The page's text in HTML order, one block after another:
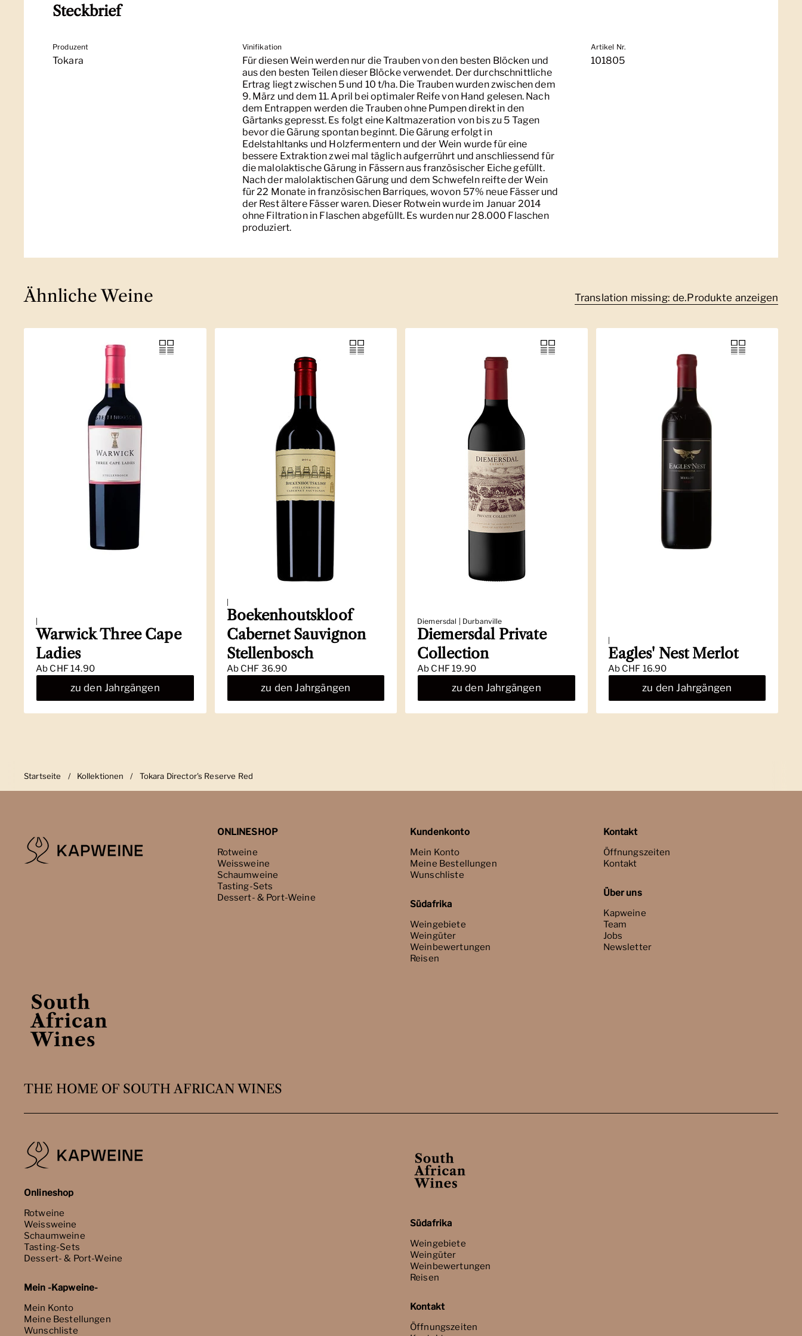
Steckbrief
Produzent
Tokara
Vinifikation
Für diesen Wein werden nur die Trauben von den besten Blöcken und
aus den besten Teilen dieser Blöcke verwendet. Der durchschnittliche
Ertrag liegt zwischen 5 und 10 t/ha. Die Trauben wurden zwischen dem
9. März und dem 11. April bei optimaler Reife von Hand gelesen. Nach
dem Entrappen werden die Trauben ohne Pumpen direkt in den
Gärtanks gepresst. Es folgt eine Kaltmazeration von bis zu 5 Tagen
bevor die Gärung spontan beginnt. Die Gärung erfolgt in
Edelstahltanks und Holzfermentern und der Wein wurde für eine
bessere Extraktion zwei mal täglich aufgerrührt und anschliessend für
die malolaktische Gärung in Fässern aus französischer Eiche gefüllt.
Nach der malolaktischen Gärung und dem Schwefeln reifte der Wein
für 22 Monate in französischen Barriques, wovon 57% neue Fässer und
der Rest ältere Fässer waren. Dieser Rotwein wurde im Januar 2014
ohne Filtration in Flaschen abgefüllt. Es wurden nur 28.000 Flaschen
produziert.
Artikel Nr.
101805
Ähnliche Weine Translation missing: de.Produkte anzeigen
Warwick Three Cape
Ladies
Ab CHF 14.90
zu den Jahrgängen
Boekenhoutskloof
Cabernet Sauvignon
Stellenbosch
Ab CHF 36.90
zu den Jahrgängen
Diemersdal | Durbanville
Diemersdal Private
Collection
Ab CHF 19.90
zu den Jahrgängen
Eagles' Nest Merlot
Ab CHF 16.90
zu den Jahrgängen
Startseite / Kollektionen / Tokara Director's Reserve Red
ONLINESHOP
Rotweine
Weissweine
Schaumweine
Tasting-Sets
Dessert- & Port-Weine
Kundenkonto
Mein Konto
Meine Bestellungen
Wunschliste
Südafrika
Weingebiete
Weingüter
Weinbewertungen
Reisen
Kontakt
Öffnungszeiten
Kontakt
Über uns
Kapweine
Team
Jobs
Newsletter
THE HOME OF SOUTH AFRICAN WINES
Onlineshop
Rotweine
Weissweine
Schaumweine
Tasting-Sets
Dessert- & Port-Weine
Mein -Kapweine-
Mein Konto
Meine Bestellungen
Wunschliste
Südafrika
Weingebiete
Weingüter
Weinbewertungen
Reisen
Kontakt
Öffnungszeiten